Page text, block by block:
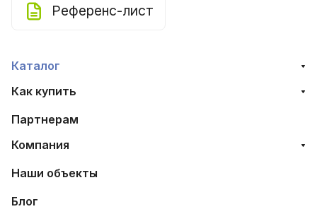
Референс-лист
Каталог
Как купить
Партнерам
Компания
Наши объекты
Блог